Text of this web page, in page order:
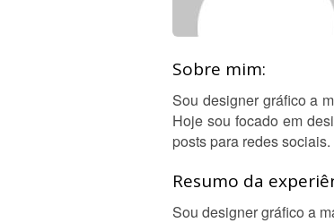
Sobre mim:
Sou designer gráfico a
Hoje sou focado em
posts para redes sociais.
Resumo da
Sou designer gráfico a